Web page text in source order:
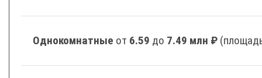
Однокомнатные от 6.59 до 7.49 млн ₽